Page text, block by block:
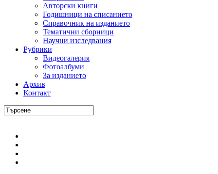
Авторски книги
Годишници на списанието
Справочник на изданието
Тематични сборници
Научни изследвания
Рубрики
Видеогалерия
Фотоалбуми
За изданието
Архив
Контакт